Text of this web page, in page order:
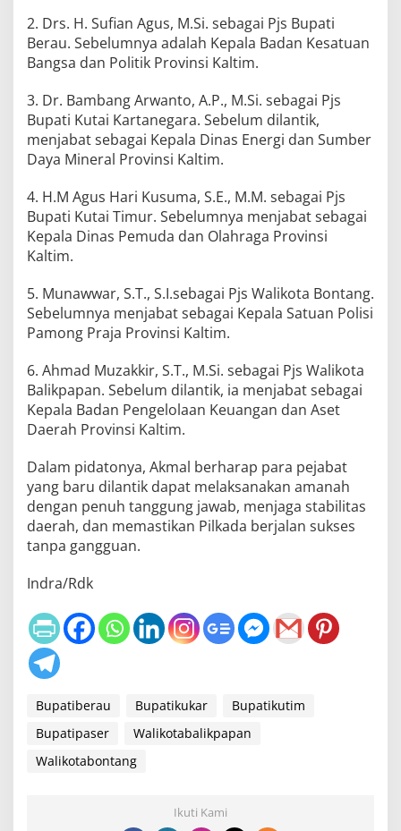
2. Drs. H. Sufian Agus, M.Si. sebagai Pjs Bupati
Berau. Sebelumnya adalah Kepala Badan Kesatuan
Bangsa dan Politik Provinsi Kaltim.
3. Dr. Bambang Arwanto, A.P., M.Si. sebagai Pjs
Bupati Kutai Kartanegara. Sebelum dilantik,
menjabat sebagai Kepala Dinas Energi dan Sumber
Daya Mineral Provinsi Kaltim.
4. H.M Agus Hari Kusuma, S.E., M.M. sebagai Pjs
Bupati Kutai Timur. Sebelumnya menjabat sebagai
Kepala Dinas Pemuda dan Olahraga Provinsi
Kaltim.
5. Munawwar, S.T., S.I.sebagai Pjs Walikota Bontang.
Sebelumnya menjabat sebagai Kepala Satuan Polisi
Pamong Praja Provinsi Kaltim.
6. Ahmad Muzakkir, S.T., M.Si. sebagai Pjs Walikota
Balikpapan. Sebelum dilantik, ia menjabat sebagai
Kepala Badan Pengelolaan Keuangan dan Aset
Daerah Provinsi Kaltim.
Dalam pidatonya, Akmal berharap para pejabat
yang baru dilantik dapat melaksanakan amanah
dengan penuh tanggung jawab, menjaga stabilitas
daerah, dan memastikan Pilkada berjalan sukses
tanpa gangguan.
Indra/Rdk
Bupatiberau Bupatikukar
Bupatikutim
Bupatipaser
Walikotabalikpapan
Walikotabontang
Ikuti Kami